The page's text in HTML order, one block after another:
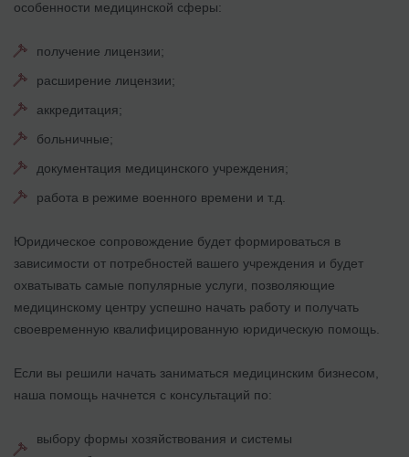
особенности медицинской сферы:
получение лицензии;
расширение лицензии;
аккредитация;
больничные;
документация медицинского учреждения;
работа в режиме военного времени и т.д.
Юридическое сопровождение будет формироваться в
зависимости от потребностей вашего учреждения и будет
охватывать самые популярные услуги, позволяющие
медицинскому центру успешно начать работу и получать
своевременную квалифицированную юридическую помощь.
Если вы решили начать заниматься медицинским бизнесом,
наша помощь начнется с консультаций по:
выбору формы хозяйствования и системы